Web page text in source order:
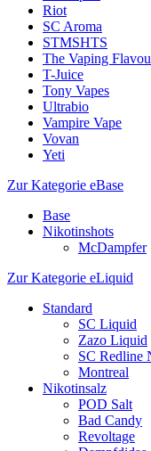
Riot
SC Aroma
STMSHTS
The Vaping
T-Juice
Tony Vapes
Ultrabio
Vampire Vape
Vovan
Yeti
Zur Kategorie eBase
Base
Nikotinshots
McDampfer
Zur Kategorie eLiquid
Standard
SC Liquid
Zazo Liquid
SC Redline
Montreal
Nikotinsalz
POD Salt
Bad Candy
Revoltage